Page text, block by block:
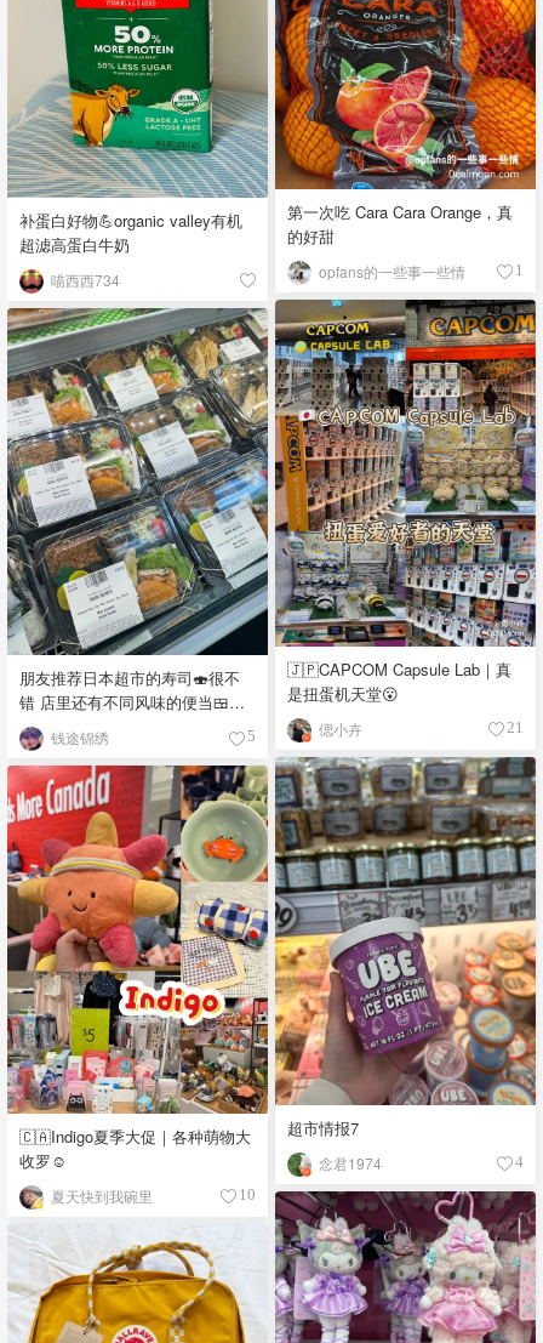
补蛋白好物💪organic valley有机
超滤高蛋白牛奶
喵西西734
第一次吃 Cara Cara Orange，真
的好甜
opfans的一些事一些情 1
🇯🇵CAPCOM Capsule Lab｜真
是扭蛋机天堂😮
偲小卉 21
朋友推荐日本超市的寿司🍣很不
错 店里还有不同风味的便当🍱，
饭团🍙 品种真多，价格又实惠，
都看馋了
钱途锦绣 5
超市情报7
念君1974 4
🇨🇦Indigo夏季大促｜各种萌物大
收罗☺️
夏天快到我碗里 10